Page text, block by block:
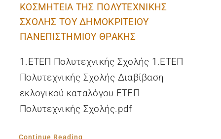
ΚΟΣΜΗΤΕΙΑ ΤΗΣ ΠΟΛΥΤΕΧΝΙΚΗΣ
ΣΧΟΛΗΣ ΤΟΥ ΔΗΜΟΚΡΙΤΕΙΟΥ
ΠΑΝΕΠΙΣΤΗΜΙΟΥ ΘΡΑΚΗΣ
1.ΕΤΕΠ Πολυτεχνικής Σχολής 1.ΕΤΕΠ
Πολυτεχνικής Σχολής Διαβίβαση
εκλογικού καταλόγου ΕΤΕΠ
Πολυτεχνικής Σχολής.pdf
Continue Reading